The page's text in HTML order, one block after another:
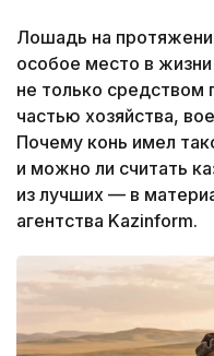
Лошадь на
особое место в
не только средством
частью хозяйства,
Почему конь имел
и можно ли считать
из лучших — в
агентства Kazinform.